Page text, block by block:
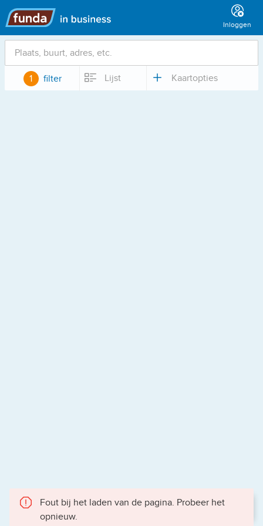
Hoofdmenu
Inloggen
Locatie
1 filter Lijst Kaartopties
Fout bij het laden van de pagina. Probeer het
opnieuw.